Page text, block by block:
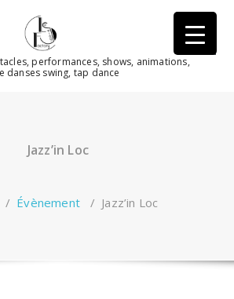
performances, shows, animations,
danses swing, tap dance
Jazz’in Loc
/ Évènement / Jazz’in Loc